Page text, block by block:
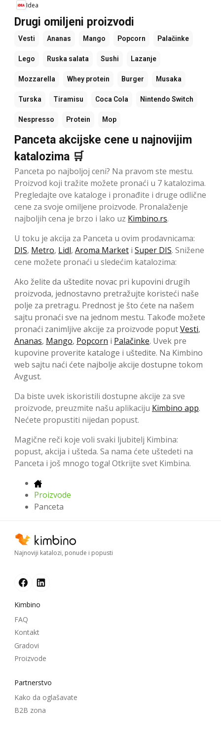
Idea
Drugi omiljeni proizvodi
Vesti Ananas Mango Popcorn Palačinke
Lego Ruska salata Sushi Lazanje
Mozzarella Whey protein Burger Musaka
Turska Tiramisu Coca Cola Nintendo Switch
Nespresso Protein Mop
Panceta akcijske cene u najnovijim
katalozima 🛒
Panceta po najboljoj ceni? Na pravom ste mestu.
Proizvod koji tražite možete pronaći u 7 katalozima.
Pregledajte ove kataloge i pronađite i druge odlične
cene za svoje omiljene proizvode. Pronalaženje
najboljih cena je brzo i lako uz Kimbino.rs.
U toku je akcija za Panceta u ovim prodavnicama:
DIS, Metro, Lidl, Aroma Market i Super DIS. Snižene
cene možete pronaći u sledećim katalozima:
Ako želite da uštedite novac pri kupovini drugih
proizvoda, jednostavno pretražujte koristeći naše
polje za pretragu. Prednost je što ćete na našem
sajtu pronaći sve na jednom mestu. Takođe možete
pronaći zanimljive akcije za proizvode poputVesti,
Ananas, Mango, Popcorn i Palačinke. Uvek pre
kupovine proverite kataloge i uštedite. Na Kimbino
web sajtu naći ćete najbolje akcije dostupne tokom
Avgust.
Da biste uvek iskoristili dostupne akcije za sve
proizvode, preuzmite našu aplikaciju Kimbino app.
Nećete propustiti nijedan popust.
Magične reči koje voli svaki ljubitelj Kimbina:
popust, akcija i ušteda. Sa nama ćete uštedeti na
Panceta i još mnogo toga! Otkrijte svet Kimbina.
Proizvode
Panceta
Najnoviji katalozi, ponude i popusti
Kimbino
FAQ
Kontakt
Gradovi
Proizvode
Partnerstvo
Kako da oglašavate
B2B zona